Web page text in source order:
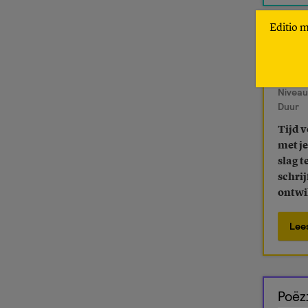
Editio
Niveau
Duur
Tijd
met
slag